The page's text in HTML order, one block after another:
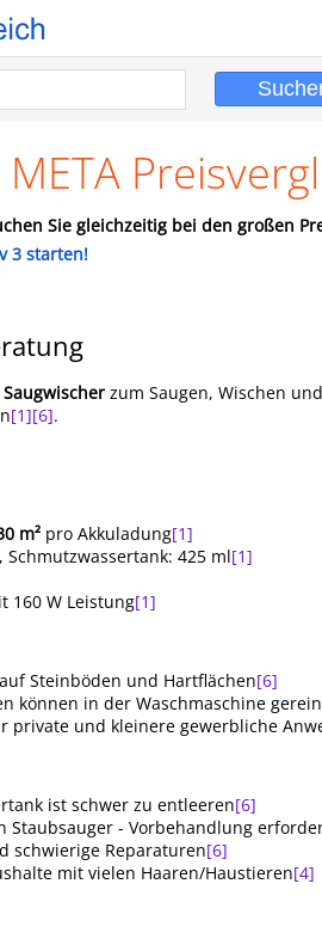
Sie gleichzeitig bei den großen
3 starten!
zum Saugen, Wischen
[1][6].
m² pro Akkuladung[1]
Schmutzwassertank: 425 ml[1]
160 W Leistung[1]
Steinböden und Hartflächen[6]
können in der Waschmaschine
private und kleinere gewerbliche
ist schwer zu entleeren[6]
Staubsauger - Vorbehandlung
schwierige Reparaturen[6]
mit vielen Haaren/Haustieren[4]